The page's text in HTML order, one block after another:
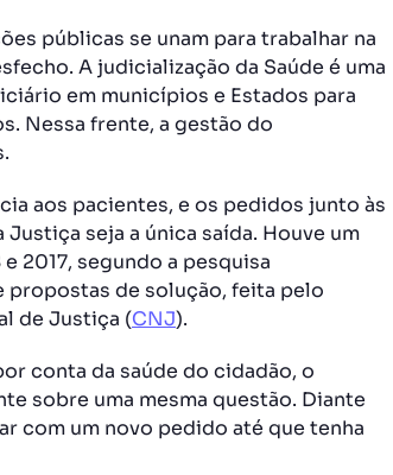
públicas se unam para trabalhar na
A judicialização da Saúde é uma
em municípios e Estados para
Nessa frente, a gestão do
aos pacientes, e os pedidos junto às
seja a única saída. Houve um
2017, segundo a pesquisa
propostas de solução, feita pelo
de Justiça (CNJ).
conta da saúde do cidadão, o
sobre uma mesma questão. Diante
com um novo pedido até que tenha